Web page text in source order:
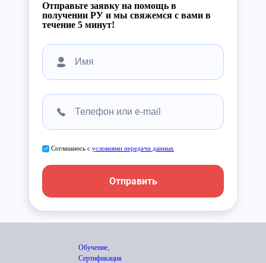
Отправьте заявку на помощь в
получении РУ и мы свяжемся с вами в
течение 5 минут!
Соглашаюсь с условиями передачи данных
Отправить
Обучение,
Сертификация